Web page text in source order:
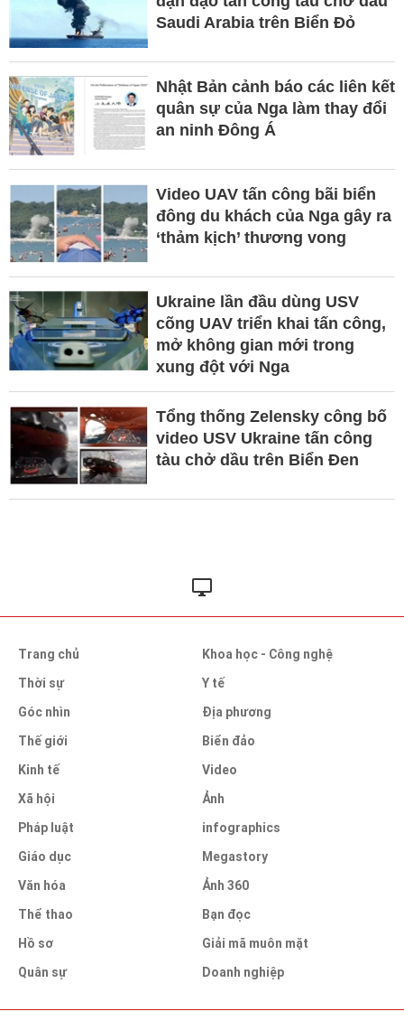
Saudi Arabia trên Biển Đỏ
Nhật Bản cảnh báo các liên kết
quân sự của Nga làm thay đổi
an ninh Đông Á
Video UAV tấn công bãi biển
đông du khách của Nga gây ra
‘thảm kịch’ thương vong
Ukraine lần đầu dùng USV
cõng UAV triển khai tấn công,
mở không gian mới trong
xung đột với Nga
Tổng thống Zelensky công bố
video USV Ukraine tấn công
tàu chở dầu trên Biển Đen
Trang chủ
Thời sự
Góc nhìn
Thế giới
Kinh tế
Xã hội
Pháp luật
Giáo dục
Văn hóa
Thể thao
Hồ sơ
Quân sự
Khoa học - Công nghệ
Y tế
Địa phương
Biển đảo
Video
Ảnh
infographics
Megastory
Ảnh 360
Bạn đọc
Giải mã muôn mặt
Doanh nghiệp